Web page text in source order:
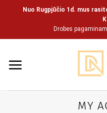
Nuo Rugpjūčio 1d. mus
Drobes
MY